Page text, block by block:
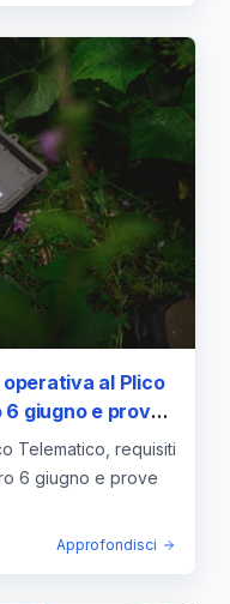
al Plico
giugno e prove
Telematico, requisiti
6 giugno e prove
Approfondisci